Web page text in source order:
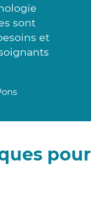
sont
et
pour